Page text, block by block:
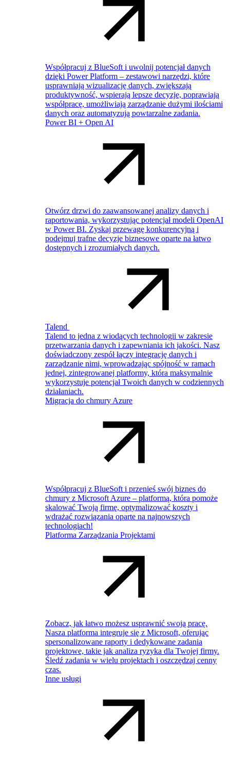
Współpracuj z BlueSoft i uwolnij potencjał danych
dzięki Power Platform – zestawowi narzędzi, które
usprawniają wizualizację danych, zwiększają
produktywność, wspierają lepsze decyzje, poprawiają
współpracę, umożliwiają zarządzanie dużymi ilościami
danych oraz automatyzują powtarzalne zadania.
Power BI + Open AI
Otwórz drzwi do zaawansowanej analizy danych i
raportowania, wykorzystując potencjał modeli OpenAI
w Power BI. Zyskaj przewagę konkurencyjną i
podejmuj trafne decyzje biznesowe oparte na łatwo
dostępnych i zrozumiałych danych.
Talend
Talend to jedna z wiodących technologii w zakresie
przetwarzania danych i zapewniania ich jakości. Nasz
doświadczony zespół łączy integrację danych i
zarządzanie nimi, wprowadzając spójność w ramach
jednej, zintegrowanej platformy, która maksymalnie
wykorzystuje potencjał Twoich danych w codziennych
działaniach.
Migracja do chmury Azure
Współpracuj z BlueSoft i przenieś swój biznes do
chmury z Microsoft Azure – platformą, która pomoże
skalować Twoją firmę, optymalizować koszty i
wdrażać rozwiązania oparte na najnowszych
technologiach!
Platforma Zarządzania Projektami
Zobacz, jak łatwo możesz usprawnić swoją pracę.
Nasza platforma integruje się z Microsoft, oferując
spersonalizowane raporty i dedykowane zadania
projektowe, takie jak analiza ryzyka dla Twojej firmy.
Śledź zadania w wielu projektach i oszczędzaj cenny
czas.
Inne usługi